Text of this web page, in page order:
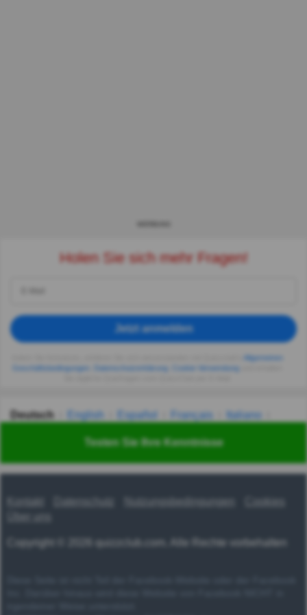
Testen Sie Ihre Kenntnisse
Holen Sie sich mehr Fragen!
Jetzt anmelden
Allgemeinen
Geschäftsbedingungen
Datenschutzerklärung Cookie-Verwendung
Deutsch English Español Français
Italiano
Українська हिन्दी 한국어 汉语
Kontakt Nutzungsbedingungen
Über uns
Copyright © 2026 quizzclub.com. Alle Rechte vorbehalten